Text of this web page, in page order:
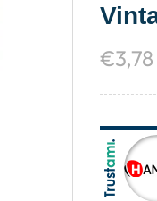
€3,78